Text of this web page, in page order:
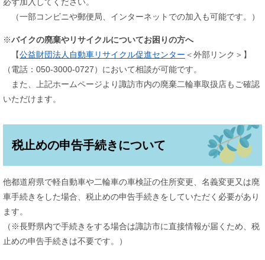
（一部コンビニや郵便局、インターネットでの加入も可能です。）
※バイクの廃棄やリサイクルについてお困りの方へ
【公益財団法人自動車リサイクル促進センター ＜外部リンク＞ 】
（電話：050-3000-0727）において相談が可能です。
また、上記ホームページより諏訪市内の廃棄二輪車取扱店もご確認
いただけます。
税止めの申告手続きについて
他都道府県で軽自動車や二輪車の車検証の住所変更、名義変更又は廃
車手続きをした場合、税止めの申告手続きをしていただく必要があり
ます。
（※長野県内で手続きをする場合は諏訪市に直接情報が届くため、税
止めの申告手続きは不要です。）